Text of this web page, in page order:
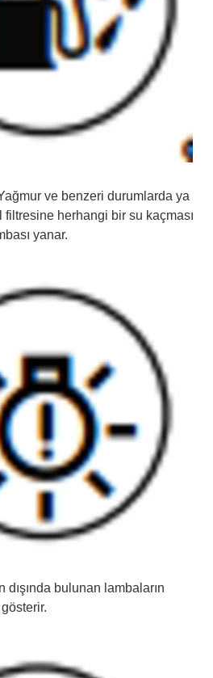
ve benzeri durumlarda ya
filtresine herhangi bir su kaçması
yanar.
dışında bulunan lambaların